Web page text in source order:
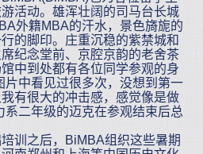
活动。雄浑壮阔的司马台长城
外籍MBA的汗水，景色旖旎的
的脚印。庄重沉稳的紫禁城和
纪念堂前、京腔京韵的老舍茶
中到处都有各位同学参观的身
片中看见过很多次，没想到第一
有很大的冲击感，感觉像是做
系二年级的迈克在参观结束后总
之后，BiMBA组织这些暑期